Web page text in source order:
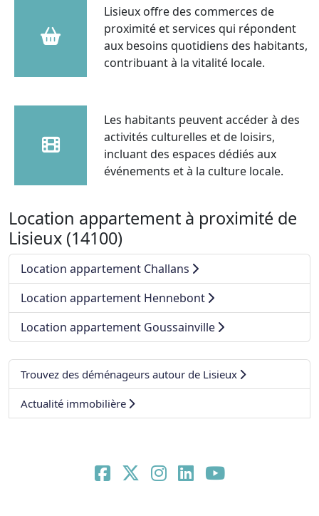
Lisieux offre des commerces de
proximité et services qui répondent
aux besoins quotidiens des habitants,
contribuant à la vitalité locale.
Les habitants peuvent accéder à des
activités culturelles et de loisirs,
incluant des espaces dédiés aux
événements et à la culture locale.
Location appartement à proximité de
Lisieux (14100)
Location appartement Challans
Location appartement Hennebont
Location appartement Goussainville
Trouvez des déménageurs autour de Lisieux
Actualité immobilière